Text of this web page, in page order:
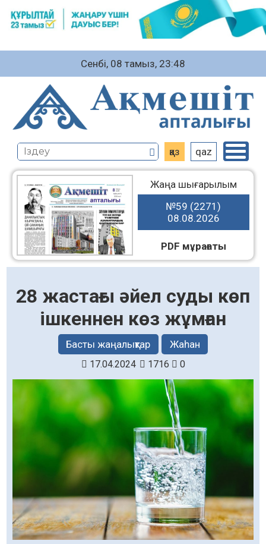
Сенбі, 08 тамыз, 23:48
қаз qaz
Жаңа шығарылым
№59 (2271)
08.08.2026
PDF мұрағаты
28 жастағы әйел суды көп
ішкеннен көз жұмған
Басты жаңалықтар Жаһан
17.04.2024 1716 0